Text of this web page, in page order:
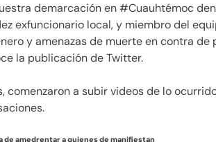
demarcación en #Cuauhtémoc
exfuncionario local, y miembro del
y amenazas de muerte en contra
la publicación de Twitter.
comenzaron a subir videos de lo
de amedrentar a quienes de manifiestan